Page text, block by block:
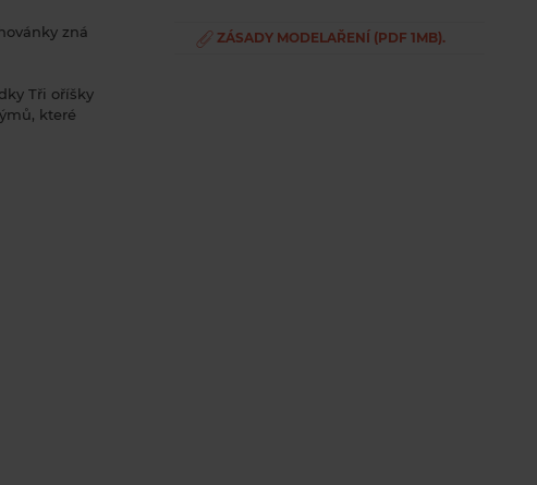
ZÁSADY MODELAŘENÍ (PDF 1MB).
zná
Tři oříšky
které